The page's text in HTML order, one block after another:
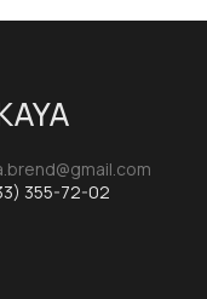
355-72-02